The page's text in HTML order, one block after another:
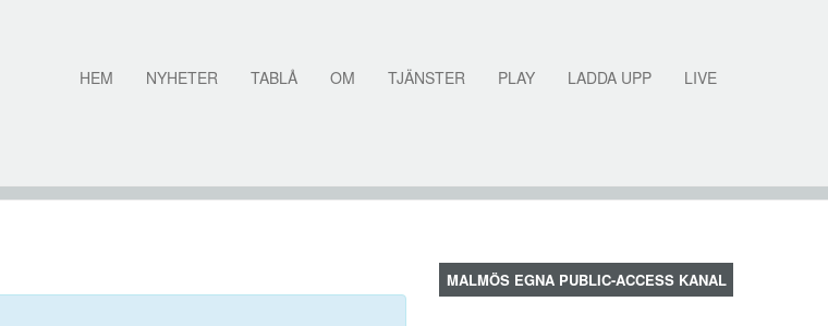
HEM NYHETER TABLÅ OM TJÄNSTER PLAY LADDA UPP LIVE
MALMÖS EGNA PUBLIC-ACCESS KANAL